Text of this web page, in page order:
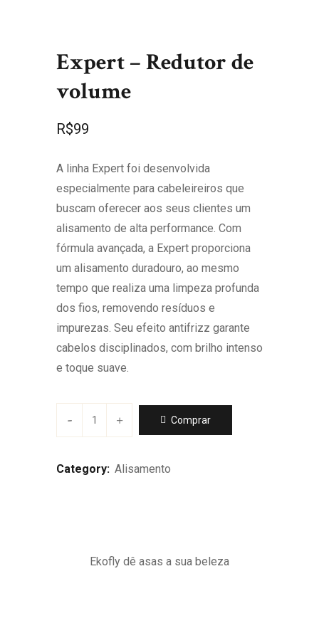
Expert – Redutor de
volume
R$99
A linha Expert foi desenvolvida
especialmente para cabeleireiros que
buscam oferecer aos seus clientes um
alisamento de alta performance. Com
fórmula avançada, a Expert proporciona
um alisamento duradouro, ao mesmo
tempo que realiza uma limpeza profunda
dos fios, removendo resíduos e
impurezas. Seu efeito antifrizz garante
cabelos disciplinados, com brilho intenso
e toque suave.
Comprar
Category: Alisamento
Ekofly dê asas a sua beleza